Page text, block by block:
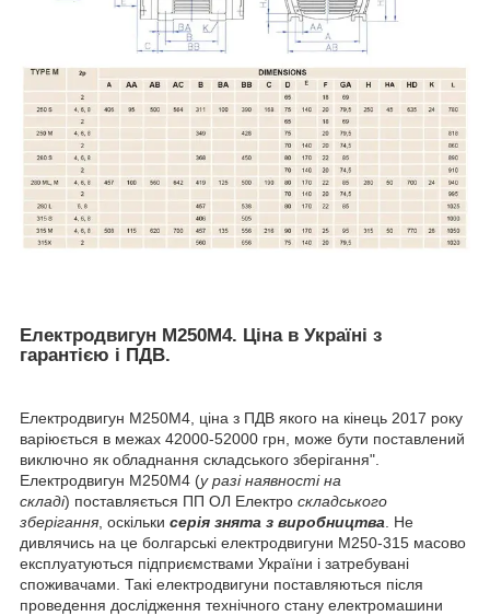
Електродвигун М250М4. Ціна в Україні з
гарантією і ПДВ.
Електродвигун М250М4, ціна з ПДВ якого на кінець 2017 року
варіюється в межах 42000-52000 грн, може бути поставлений
виключно як обладнання складського зберігання".
Електродвигун М250М4 (у разі наявності на
складі) поставляється ПП ОЛ Електро складського
зберігання , оскільки серія знята з виробництва . Не
дивлячись на це болгарські електродвигуни М250-315 масово
експлуатуються підприємствами України і затребувані
споживачами. Такі електродвигуни поставляються після
проведення дослідження технічного стану електромашини